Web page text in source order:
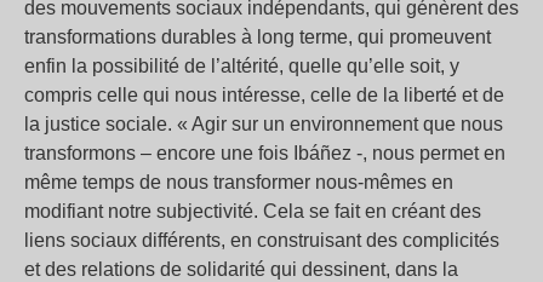
des mouvements sociaux indépendants, qui génèrent des
transformations durables à long terme, qui promeuvent
enfin la possibilité de l’altérité, quelle qu’elle soit, y
compris celle qui nous intéresse, celle de la liberté et de
la justice sociale. « Agir sur un environnement que nous
transformons – encore une fois Ibáñez -, nous permet en
même temps de nous transformer nous-mêmes en
modifiant notre subjectivité. Cela se fait en créant des
liens sociaux différents, en construisant des complicités
et des relations de solidarité qui dessinent, dans la